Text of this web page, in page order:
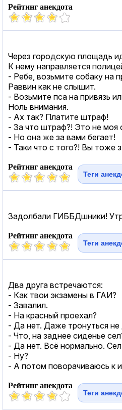
Рейтинг анекдота
Через городскую площадь
К нему направляется
- Ребе, возьмите собаку на
Раввин как не слышит.
- Возьмите пса на привязь
Ноль внимания.
- Ах так? Платите штраф!
- За что штраф?! Это не моя
- Но она же за вами бегает!
- Таки что с того?! Вы тоже
Рейтинг анекдота
Теги
Задолбали ГИББДшники!
Рейтинг анекдота
Теги
Два друга встречаются:
- Как твои экзамены в ГАИ?
- Завалил.
- На красный проехал?
- Да нет. Даже тронуться не
- Что, на заднее сиденье
- Да нет. Всё нормально.
- Ну?
- А потом поворачиваюсь к
Рейтинг анекдота
Теги